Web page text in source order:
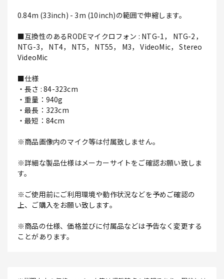
0.84m (33inch) - 3m (10inch)の範囲で伸縮します。
■互換性のあるRODEマイクロフォン : NTG-1， NTG-2，
NTG-3， NT4， NT5， NT55， M3， VideoMic， Stereo
VideoMic
■仕様
・長さ : 84-323cm
・重量：940g
・最長：323cm
・最短：84cm
※商品画像内のマイク等は付属致しません。
※詳細な製品仕様はメーカーサイトをご確認お願い致しま
す。
※ご使用前にご利用環境や動作状況などを予めご確認の
上、ご購入をお願い致します。
※商品の仕様、価格並びに付属品などは予告なく変更する
ことがあります。